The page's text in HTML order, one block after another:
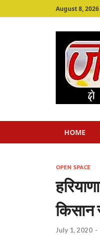
August 8, 2026
HOME
OPEN SPACE
किसान
July 1, 2020 -